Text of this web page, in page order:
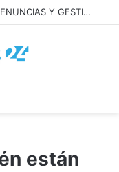
SIGUEN LOS FEMICIDIOS, FALTAN DENUNCIAS Y GESTION: MILEI NIEGA LA REALIDAD
están